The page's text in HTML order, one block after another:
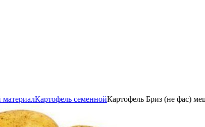
Картофель семеннойКартофель Бриз (не фас)